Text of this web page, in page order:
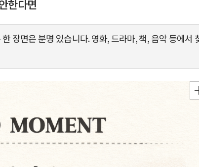
한다면
장면은 분명 있습니다. 영화, 드라마, 책, 음악 등에서